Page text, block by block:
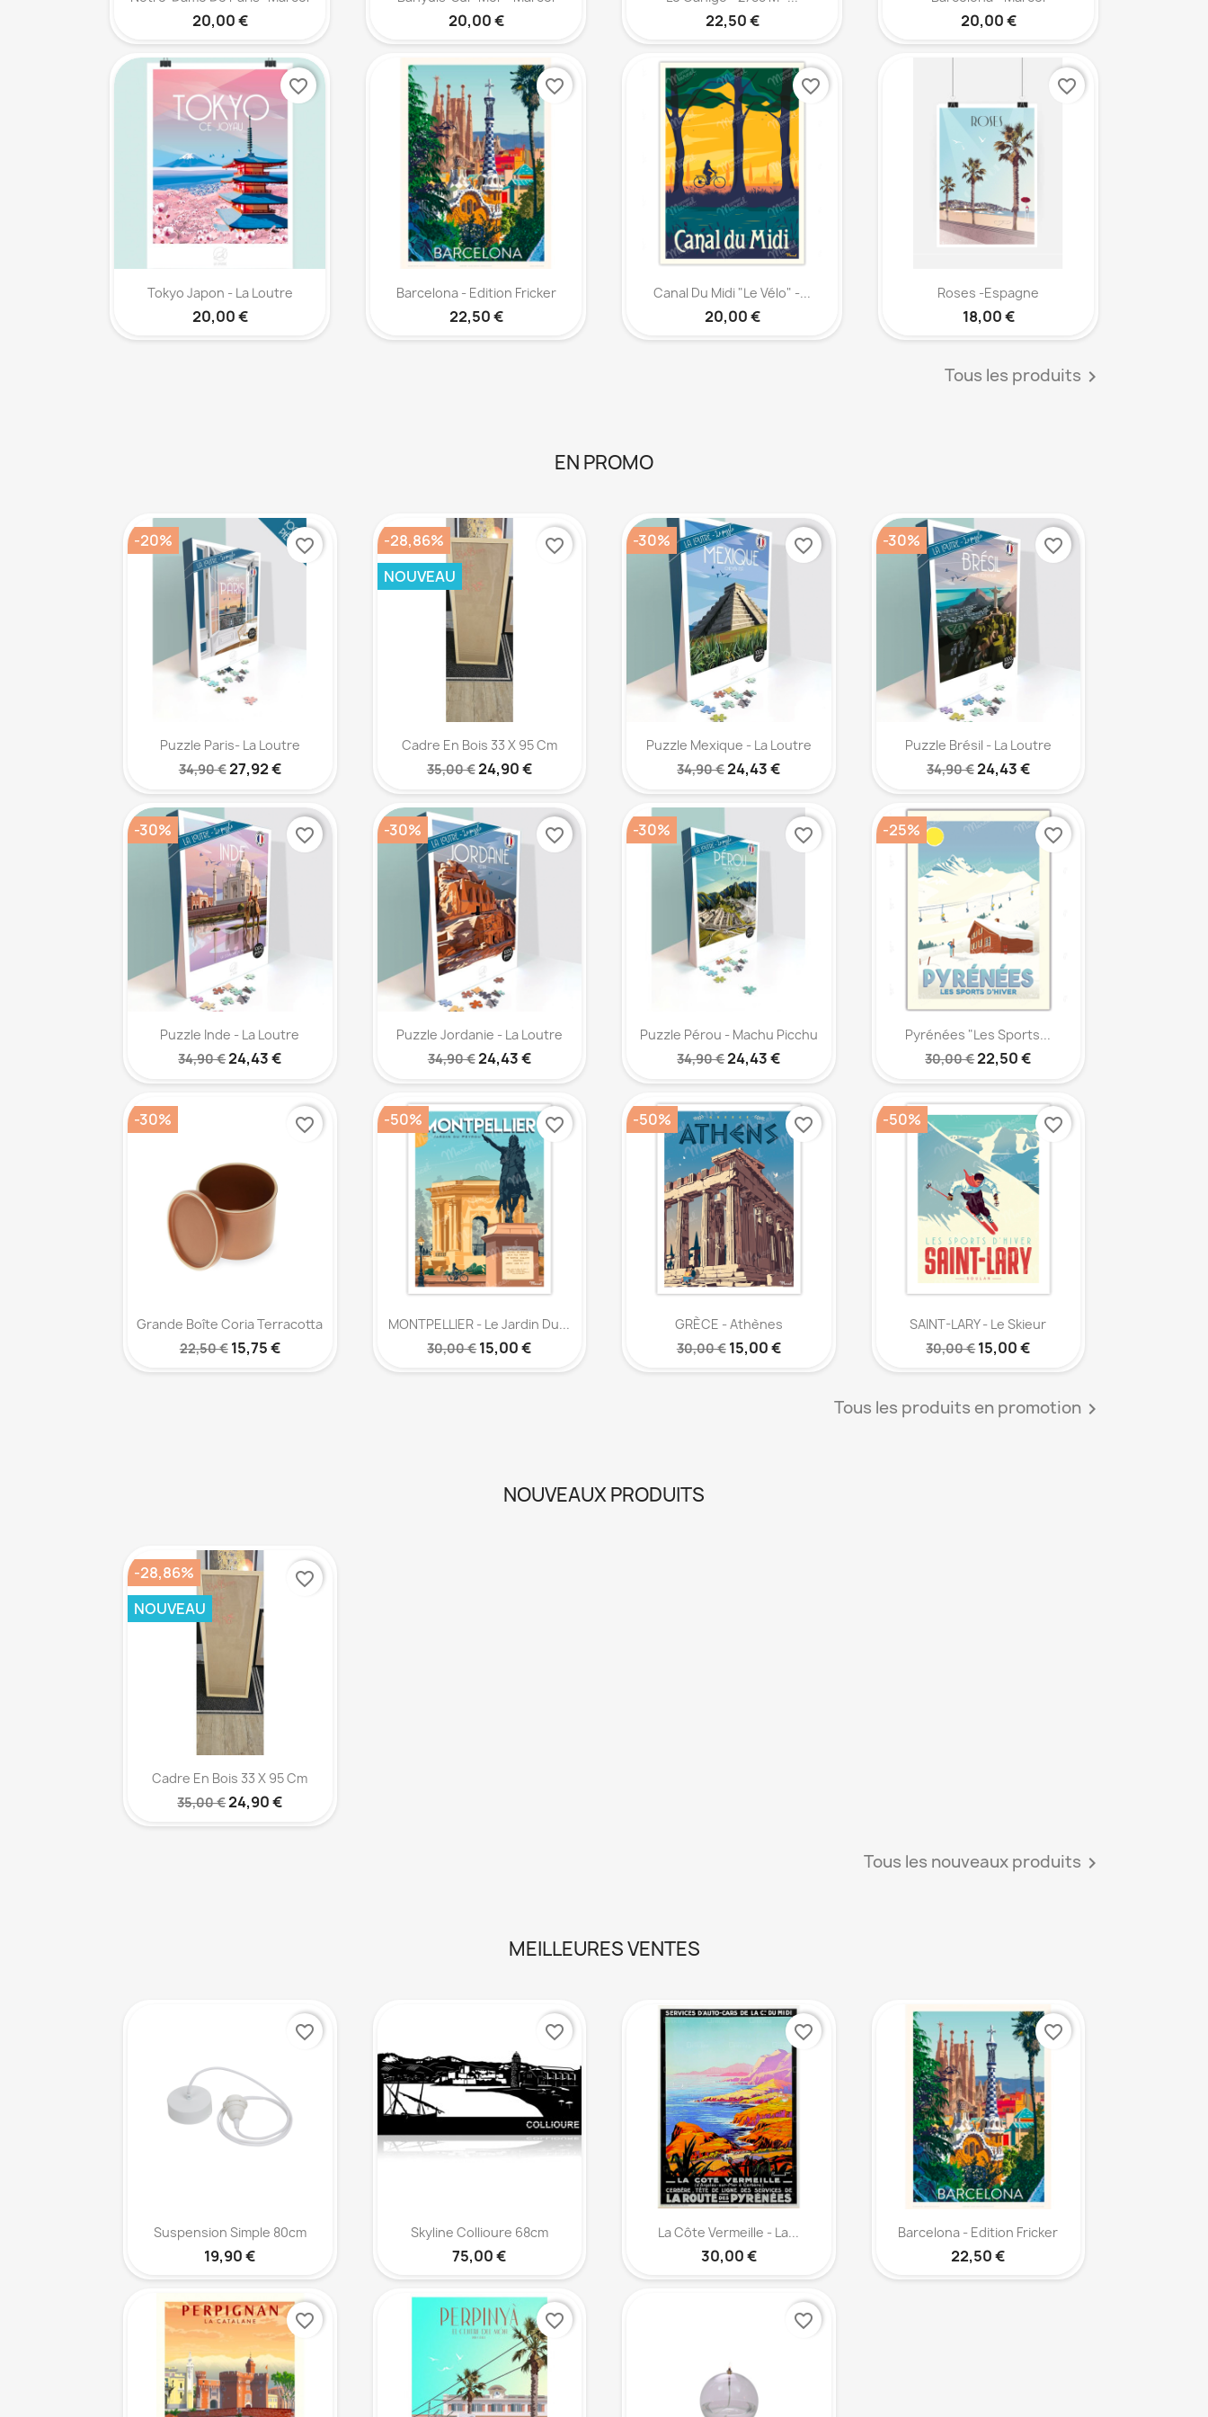
20,00 € 20,00 € 22,50 € 20,00 €
Aperçu rapide
Tokyo Japon - La Loutre
20,00 €
favorite_border
Aperçu rapide
Barcelona - Edition Fricker
22,50 €
favorite_border
 Aperçu rapide
Canal Du Midi "Le Vélo" -...
20,00 €
favorite_border
Aperçu rapide
Roses -Espagne
18,00 €
favorite_border
Tous les produits 
EN PROMO
Aperçu rapide
Puzzle Paris- La Loutre
34,90 €27,92 €
-20% favorite_border
Aperçu rapide
Cadre En Bois 33 X 95 Cm
35,00 €24,90 €
-28,86%
NOUVEAU
favorite_border
 Aperçu rapide
Puzzle Mexique - La Loutre
34,90 €24,43 €
-30% favorite_border
Aperçu rapide
Puzzle Brésil - La Loutre
34,90 €24,43 €
-30% favorite_border
Aperçu rapide
Puzzle Inde - La Loutre
34,90 €24,43 €
-30% favorite_border
 Aperçu rapide
Puzzle Jordanie - La Loutre
34,90 €24,43 €
-30% favorite_border
Aperçu rapide
Puzzle Pérou - Machu Picchu
34,90 €24,43 €
-30% favorite_border
Aperçu rapide
Pyrénées "Les Sports...
30,00 €22,50 €
-25% favorite_border
Aperçu rapide
Grande Boîte Coria Terracotta
22,50 € 15,75 €
-30% favorite_border
Aperçu rapide
MONTPELLIER - Le Jardin Du...
30,00 €15,00 €
-50% favorite_border
Aperçu rapide
GRÈCE - Athènes
30,00 € 15,00 €
-50% favorite_border
Aperçu rapide
SAINT-LARY - Le Skieur
30,00 €15,00 €
-50% favorite_border
Tous les produits en promotion 
NOUVEAUX PRODUITS
 Aperçu rapide
Cadre En Bois 33 X 95 Cm
35,00 €24,90 €
-28,86%
NOUVEAU
favorite_border
Tous les nouveaux produits 
MEILLEURES VENTES
Aperçu rapide
Suspension Simple 80cm
19,90 €
favorite_border
Aperçu rapide
Skyline Collioure 68cm
75,00 €
favorite_border
Aperçu rapide
La Côte Vermeille - La...
30,00 €
favorite_border
Aperçu rapide
Barcelona - Edition Fricker
22,50 €
favorite_border
favorite_border favorite_border favorite_border